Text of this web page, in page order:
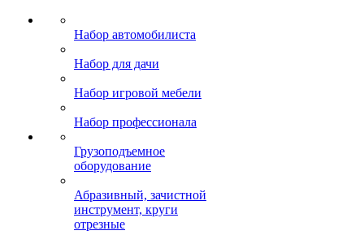
Набор автомобилиста
Набор для дачи
Набор игровой мебели
Набор профессионала
Грузоподъемное
оборудование
Абразивный, зачистной
инструмент, круги
отрезные